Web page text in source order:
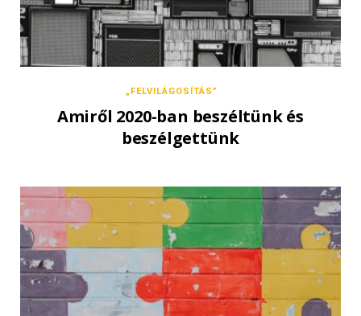
„FELVILÁGOSÍTÁS”
Amiről 2020-ban beszéltünk és
beszélgettünk